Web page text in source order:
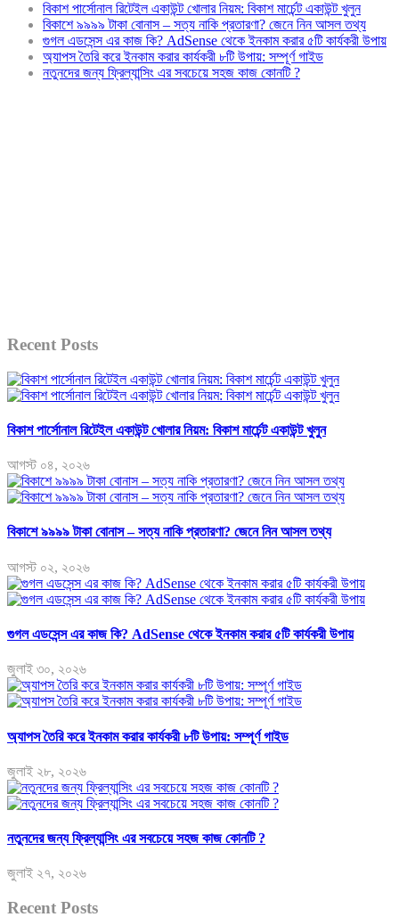
বিকাশ পার্সোনাল রিটেইল একাউন্ট খোলার নিয়ম: বিকাশ মার্চেন্ট একাউন্ট খুলুন
বিকাশে ৯৯৯৯ টাকা বোনাস – সত্য নাকি প্রতারণা? জেনে নিন আসল তথ্য
গুগল এডসেন্স এর কাজ কি? AdSense থেকে ইনকাম করার ৫টি কার্যকরী উপায়
অ্যাপস তৈরি করে ইনকাম করার কার্যকরী ৮টি উপায়: সম্পূর্ণ গাইড
নতুনদের জন্য ফ্রিল্যান্সিং এর সবচেয়ে সহজ কাজ কোনটি ?
Recent Posts
বিকাশ পার্সোনাল রিটেইল একাউন্ট খোলার নিয়ম: বিকাশ মার্চেন্ট একাউন্ট খুলুন
আগস্ট ০৪, ২০২৬
বিকাশে ৯৯৯৯ টাকা বোনাস – সত্য নাকি প্রতারণা? জেনে নিন আসল তথ্য
আগস্ট ০২, ২০২৬
গুগল এডসেন্স এর কাজ কি? AdSense থেকে ইনকাম করার ৫টি কার্যকরী উপায়
জুলাই ৩০, ২০২৬
অ্যাপস তৈরি করে ইনকাম করার কার্যকরী ৮টি উপায়: সম্পূর্ণ গাইড
জুলাই ২৮, ২০২৬
নতুনদের জন্য ফ্রিল্যান্সিং এর সবচেয়ে সহজ কাজ কোনটি ?
জুলাই ২৭, ২০২৬
Recent Posts